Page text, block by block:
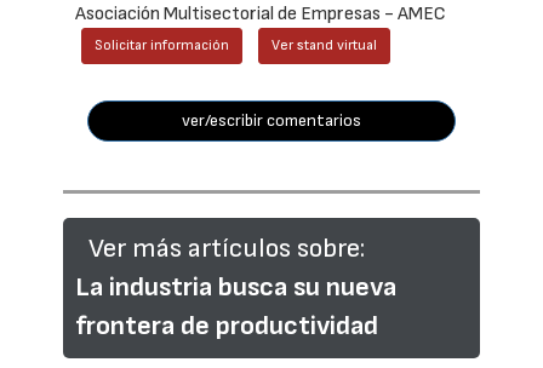
Asociación Multisectorial de Empresas - AMEC
Solicitar información Ver stand virtual
ver/escribir comentarios
Ver más artículos sobre:
La industria busca su nueva
frontera de productividad